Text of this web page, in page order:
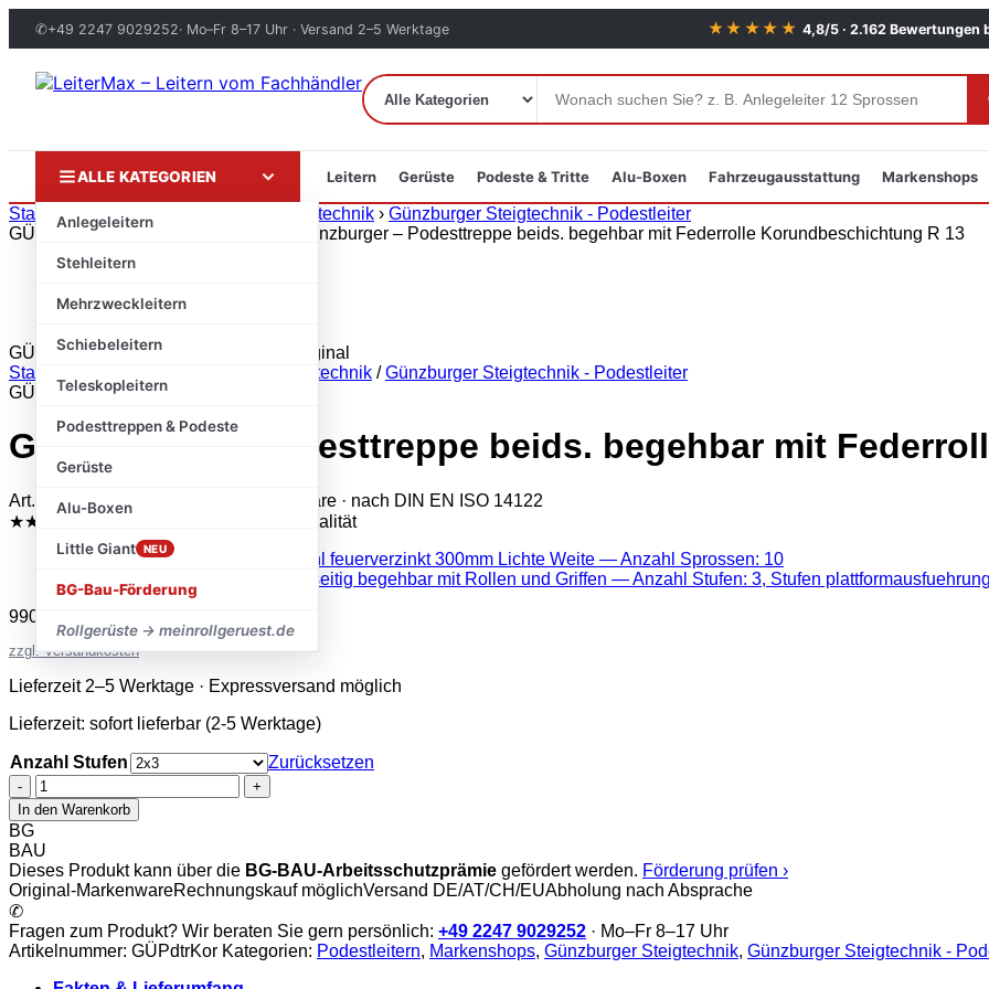
✆+49 2247 9029252· Mo–Fr 8–17 Uhr · Versand 2–5 Werktage ★★★★★ 4,8/5 · 2.162 Bewertungen
ALLE KATEGORIEN
Anlegeleitern
Stehleitern
Mehrzweckleitern
Schiebeleitern
Teleskopleitern
Podesttreppen & Podeste
Gerüste
Alu-Boxen
Little Giant NEU
BG-Bau-Förderung
Rollgerüste → meinrollgeruest.de
Leitern Gerüste Podeste & Tritte Alu-Boxen Fahrzeugausstattung Markenshops
Zum
Inhalt
Start Markenshops Günzburger Steigtechnik › Günzburger Steigtechnik - Podestleiter
GÜNZBURGER STEIGTECHNIK
GÜNZBURGER STEIGTECHNIK · Original
Start
Günzburger Steigtechnik / Günzburger Steigtechnik - Podestleiter
GÜNZBURGER STEIGTECHNIK
Günzburger – Podesttreppe beids. begehbar mit
Art.-Nr.: GÜPdtrKor · Original-Markenware · nach DIN EN ISO 14122
★★★★★
✓ Geprüfte Qualität
990,58
zzgl. Versandkosten
Lieferzeit 2–5 Werktage · Expressversand möglich
Lieferzeit: sofort lieferbar (2-5 Werktage)
Anzahl Stufen
Zurücksetzen
Günzburger
-
Podesttreppe
beids.
begehbar
mit
Federrolle
Korundbeschichtung
R
13
Menge
In den Warenkorb
BG
BAU
Dieses Produkt kann über die BG-BAU-Arbeitsschutzprämie gefördert werden. Förderung prüfen ›
Original-MarkenwareRechnungskauf möglichVersand DE/AT/CH/EUAbholung nach Absprache
✆
Fragen zum Produkt? Wir beraten Sie gern persönlich: +49 2247 9029252 · Mo–Fr 8–17 Uhr
Artikelnummer: GÜPdtrKor Kategorien: Podestleitern, Markenshops, Günzburger Steigtechnik, Günzburger Steigtechnik -